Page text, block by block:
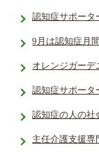
認知症サポータ
9月は認知症月
オレンジガーデ
認知症サポータ
認知症の人の社
主任介護支援専